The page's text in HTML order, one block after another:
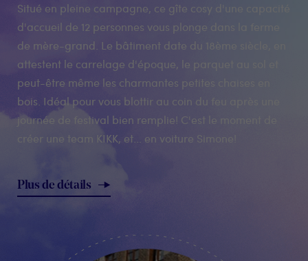
Situé en pleine campagne, ce gîte cosy d'une capacité
d'accueil de 12 personnes vous plonge dans la ferme
de mère-grand. Le bâtiment date du 18ème siècle, en
attestent le carrelage d'époque, le parquet au sol et
peut-être même les charmantes petites chaises en
bois. Idéal pour vous blottir au coin du feu après une
journée de festival bien remplie! C'est le moment de
créer une team KIKK, et... en voiture Simone!
Plus de détails